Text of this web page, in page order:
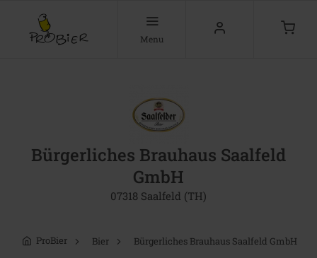
Menu
Bürgerliches Brauhaus Saalfeld
GmbH
07318 Saalfeld (TH)
ProBier Bier Bürgerliches Brauhaus Saalfeld GmbH